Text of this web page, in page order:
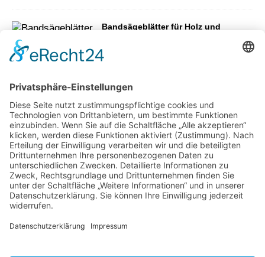
Bandsägeblätter für Holz und
Küche für kleine Räume – die besten
Tipps
Wie aus ungenutzten Flächen neue
Aufenthaltsbereiche werden können